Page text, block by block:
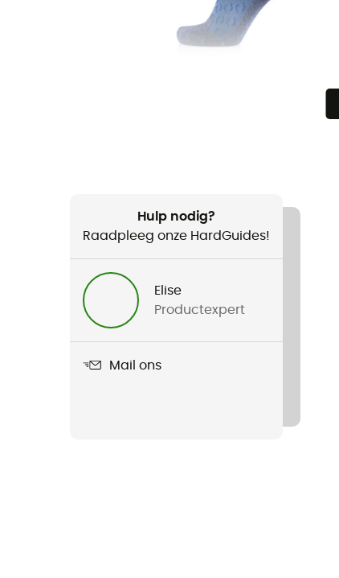
Hulp nodig?
Raadpleeg onze HardGuides!
Elise
Productexpert
Mail ons